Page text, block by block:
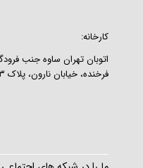
کارخانه:
اتوبان تهران ساوه جنب
فرخنده، خیابان نارون، پلاک ۳